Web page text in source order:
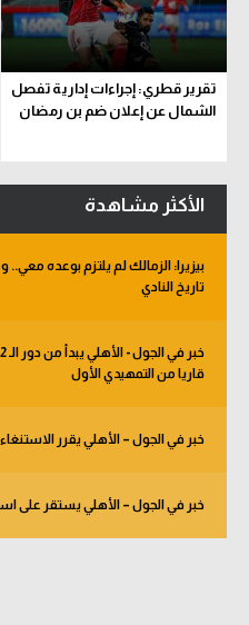
تقرير قطري: إجراءات إدارية تفصل
الشمال عن إعلان ضم بن رمضان
الأكثر مشاهدة
بيزيرا: الزمالك لم يلتزم بوعده
تاريخ النادي
قاريا من التمهيدي الأول
خبر في الجول – الأهلي يقرر
خبر في الجول – الأهلي يستقر على